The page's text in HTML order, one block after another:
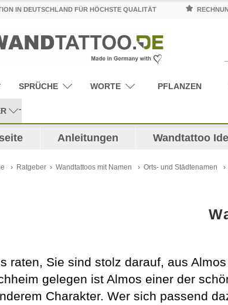
IN DEUTSCHLAND FÜR HÖCHSTE QUALITÄT
SPRÜCHE WORTE PFLANZEN
Anleitungen Wandtattoo
Ratgeber Wandtattoos mit Namen Orts- und Städtenamen
raten, Sie sind stolz darauf, aus
gelegen ist Almos einer der
Charakter. Wer sich passend